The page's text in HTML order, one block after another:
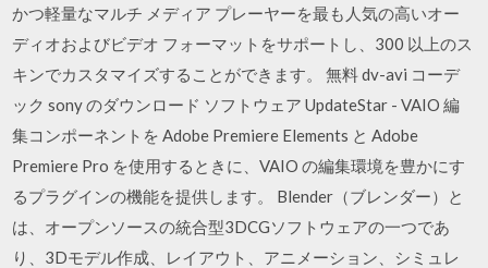
かつ軽量なマルチ メディア プレーヤーを最も人気の高いオー
ディオおよびビデオ フォーマットをサポートし、300 以上のス
キンでカスタマイズすることができます。 無料 dv-avi コーデ
ック sony のダウンロード ソフトウェア UpdateStar - VAIO 編
集コンポーネントを Adobe Premiere Elements と Adobe
Premiere Pro を使用するときに、VAIO の編集環境を豊かにす
るプラグインの機能を提供します。 Blender（ブレンダー）と
は、オープンソースの統合型3DCGソフトウェアの一つであ
り、3Dモデル作成、レイアウト、アニメーション、シミュレ